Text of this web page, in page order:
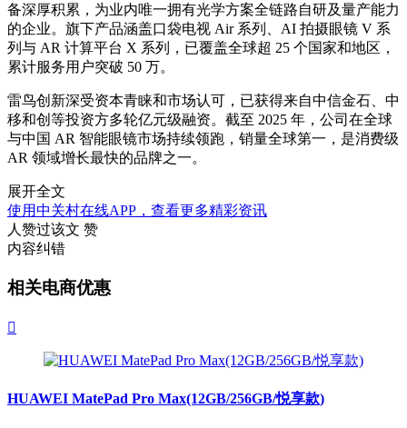
备深厚积累，为业内唯一拥有光学方案全链路自研及量产能力
的企业。旗下产品涵盖口袋电视 Air 系列、AI 拍摄眼镜 V 系
列与 AR 计算平台 X 系列，已覆盖全球超 25 个国家和地区，
累计服务用户突破 50 万。
雷鸟创新深受资本青睐和市场认可，已获得来自中信金石、中
移和创等投资方多轮亿元级融资。截至 2025 年，公司在全球
与中国 AR 智能眼镜市场持续领跑，销量全球第一，是消费级
AR 领域增长最快的品牌之一。
展开全文
使用中关村在线APP，查看更多精彩资讯
人赞过该文 赞
内容纠错
相关电商优惠

HUAWEI MatePad Pro Max(12GB/256GB/悦享款)